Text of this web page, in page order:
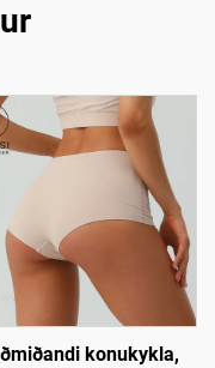
konukykla,